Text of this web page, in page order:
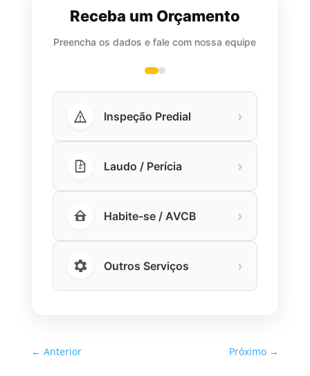
Receba um Orçamento
Preencha os dados e fale com nossa equipe
Inspeção Predial ›
Laudo / Perícia ›
Habite-se / AVCB ›
Outros Serviços ›
← Anterior Próximo →